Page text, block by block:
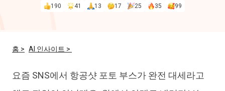
for iOS
iOS
iAnyGo
190 41 13 17 25 35 99
홈 > AI 인사이트 >
요즘 SNS에서 항공샷 포토 부스가 완전 대세라고